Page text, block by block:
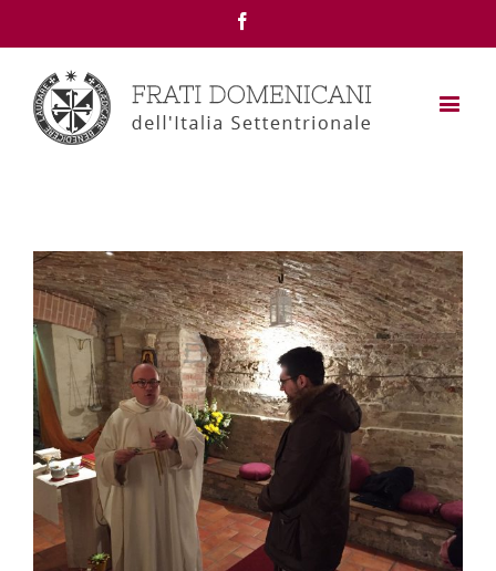
View
Larger
Image